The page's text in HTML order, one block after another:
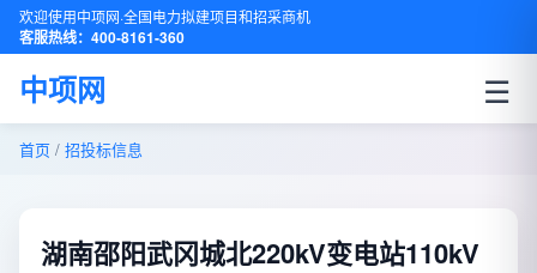
欢迎使用中项网·全国电力拟建项目和招采商机
客服热线：400-8161-360
中项网 ☰
首页 / 招投标信息
湖南邵阳武冈城北220kV变电站110kV